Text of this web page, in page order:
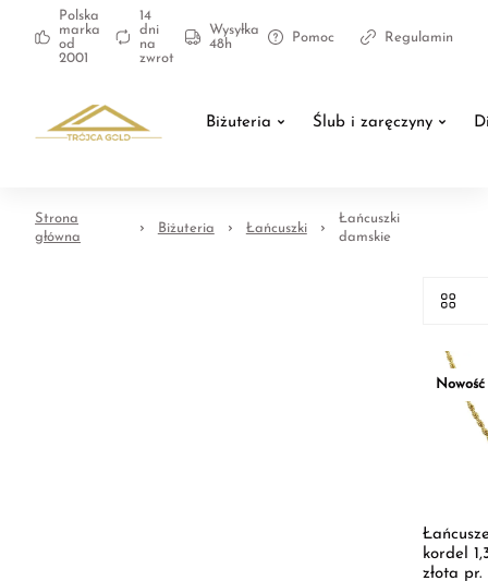
Polska
marka
od
2001
14
dni
na
zwrot
Wysyłka
48h
Pomoc Regulamin
Biżuteria Ślub i zaręczyny
Strona
główna
Biżuteria Łańcuszki
Łańcuszki
damskie
Nowość
kordel
złota pr.